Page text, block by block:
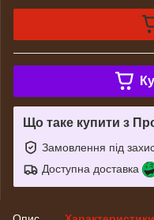
Що таке купити з
Замовлення під
Доступна доставка